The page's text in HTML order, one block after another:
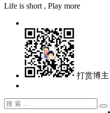
Life is short , Play more
打赏博主
搜
搜